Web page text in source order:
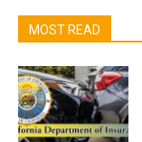
MOST READ